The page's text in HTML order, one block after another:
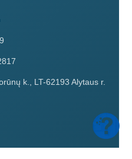
k., LT-62193 Alytaus r.